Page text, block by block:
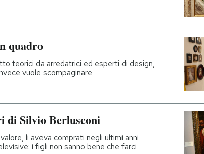
quadro
teorici da arredatrici ed esperti di design,
vuole scompaginare
di Silvio Berlusconi
li aveva comprati negli ultimi anni
i figli non sanno bene che farci